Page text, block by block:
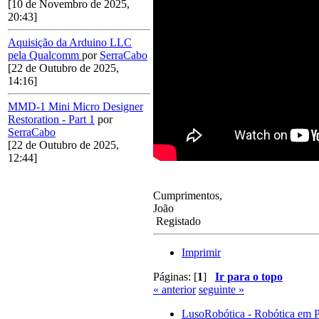
[10 de Novembro de 2025,
20:43]
Aquisição da Arduino LLC
pela Qualcomm por SerraCabo
[22 de Outubro de 2025,
14:16]
MMD-1 Mini Micro Designer
Restoration - Part 1 por
SerraCabo
[22 de Outubro de 2025,
12:44]
Cumprimentos,
João
Registado
Imprimir
Páginas: [1] Ir para o topo
« anterior seguinte »
LusoRobótica - Robótica em